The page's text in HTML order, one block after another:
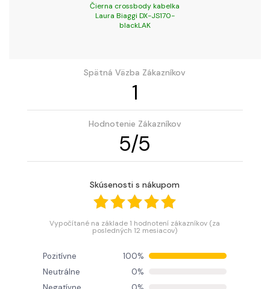
Čierna crossbody kabelka
Laura Biaggi DX-JS170-
blackLAK
Spätná Väzba Zákazníkov
1
Hodnotenie Zákazníkov
5/5
Skúsenosti s nákupom
Vypočítané na základe 1 hodnotení zákazníkov (za
posledných 12 mesiacov)
Pozitívne
100%
Neutrálne
0%